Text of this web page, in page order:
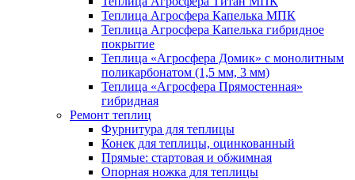
Теплица Агросфера Капелька МПК
Теплица Агросфера Капелька гибридное
покрытие
Теплица «Агросфера Домик» с монолитным
поликарбонатом (1,5 мм, 3 мм)
Теплица «Агросфера Прямостенная»
гибридная
Ремонт теплиц
Фурнитура для теплицы
Конек для теплицы, оцинкованный
Прямые: стартовая и обжимная
Опорная ножка для теплицы